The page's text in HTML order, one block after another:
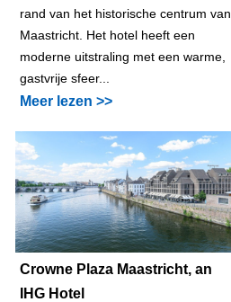
rand van het historische centrum van
Maastricht. Het hotel heeft een
moderne uitstraling met een warme,
gastvrije sfeer...
Meer lezen >>
Crowne Plaza Maastricht, an
IHG Hotel